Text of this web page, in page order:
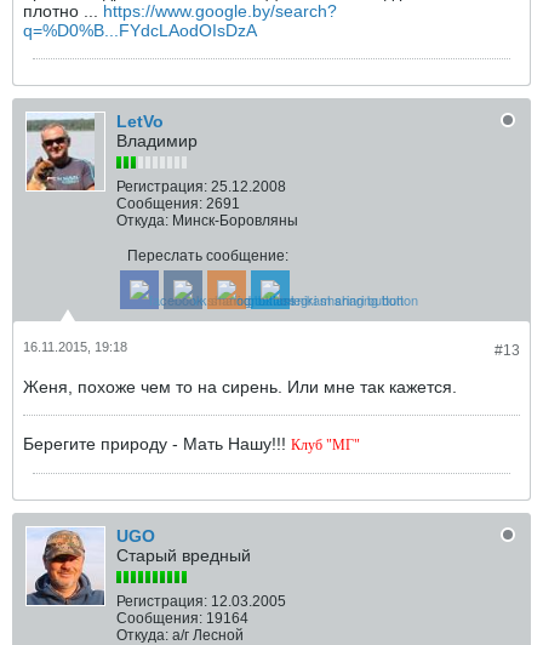
плотно ... https://www.google.by/search?
q=%D0%B...FYdcLAodOIsDzA
LetVo
Владимир
Регистрация: 25.12.2008
Сообщения: 2691
Откуда: Минск-Боровляны
Переслать сообщение:
#13
16.11.2015, 19:18
Женя, похоже чем то на сирень. Или мне так кажется.
Берегите природу - Мать Нашу!!! Клуб "МГ"
UGO
Старый вредный
Регистрация: 12.03.2005
Сообщения: 19164
Откуда: а/г Лесной